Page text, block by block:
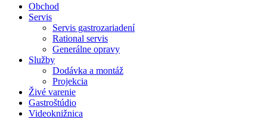
Obchod
Servis
Servis gastrozariadení
Rational servis
Generálne opravy
Služby
Dodávka a montáž
Projekcia
Živé varenie
Gastroštúdio
Videoknižnica